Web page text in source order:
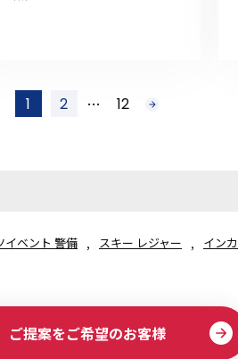
1 2 … 12 次
イベント 警備 スキー レジャー イン
ご提案をご希望のお客様